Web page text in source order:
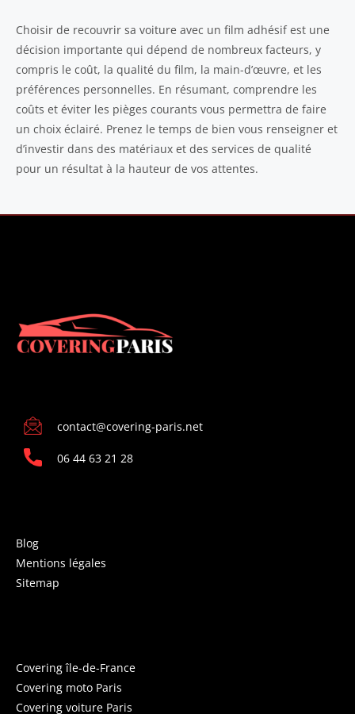
Choisir de recouvrir sa voiture avec un film adhésif est une
décision importante qui dépend de nombreux facteurs, y
compris le coût, la qualité du film, la main-d’œuvre, et les
préférences personnelles. En résumant, comprendre les
coûts et éviter les pièges courants vous permettra de faire
un choix éclairé. Prenez le temps de bien vous renseigner et
d’investir dans des matériaux et des services de qualité
pour un résultat à la hauteur de vos attentes.
contact@covering-paris.net
06 44 63 21 28
Blog
Mentions légales
Sitemap
Covering île-de-France
Covering moto Paris
Covering voiture Paris